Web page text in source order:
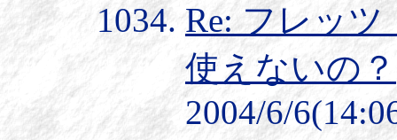
Re: フレッ
使えないの？
2004/6/